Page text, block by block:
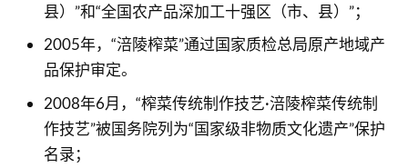
县）”和“全国农产品深加工十强区（市、县）”；
2005年，“涪陵榨菜”通过国家质检总局原产地域产
品保护审定。
2008年6月，“榨菜传统制作技艺·涪陵榨菜传统制
作技艺”被国务院列为“国家级非物质文化遗产”保护
名录；